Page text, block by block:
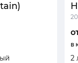
в
2